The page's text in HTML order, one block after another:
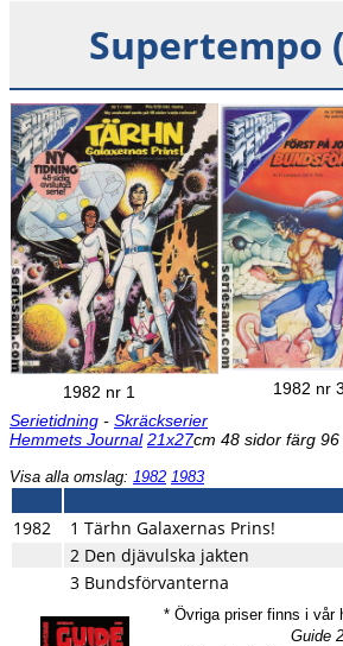
Supertempo
1982 nr 1
1982 nr 3
Serietidning - Skräckserier
Hemmets Journal 21x27cm 48 sidor färg
Visa alla omslag: 1982 1983
1982
1 Tärhn Galaxernas Prins!
2 Den djävulska jakten
3 Bundsförvanterna
* Övriga priser finns i vår
Guide